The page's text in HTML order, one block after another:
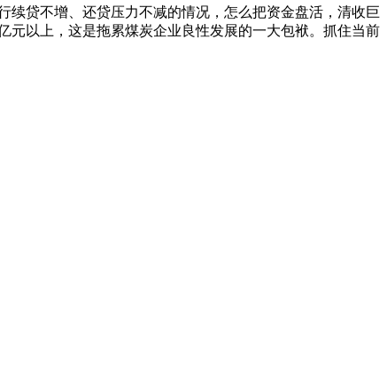
贷不增、还贷压力不减的情况，怎么把资金盘活，清收巨
以上，这是拖累煤炭企业良性发展的一大包袱。抓住当前